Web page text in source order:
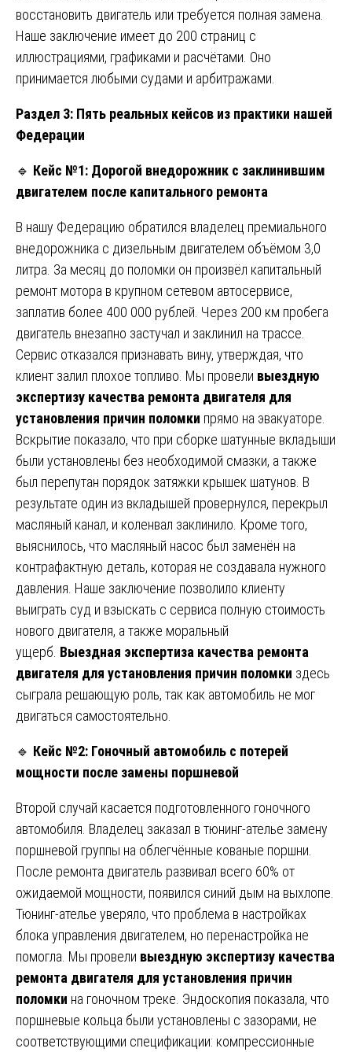
восстановить двигатель или требуется полная замена.
Наше заключение имеет до 200 страниц с
иллюстрациями, графиками и расчётами. Оно
принимается любыми судами и арбитражами.
Раздел 3: Пять реальных кейсов из практики нашей
Федерации
🔹 Кейс №1: Дорогой внедорожник с заклинившим
двигателем после капитального ремонта
В нашу Федерацию обратился владелец премиального
внедорожника с дизельным двигателем объёмом 3,0
литра. За месяц до поломки он произвёл капитальный
ремонт мотора в крупном сетевом автосервисе,
заплатив более 400 000 рублей. Через 200 км пробега
двигатель внезапно застучал и заклинил на трассе.
Сервис отказался признавать вину, утверждая, что
клиент залил плохое топливо. Мы провели выездную
экспертизу качества ремонта двигателя для
установления причин поломки прямо на эвакуаторе.
Вскрытие показало, что при сборке шатунные вкладыши
были установлены без необходимой смазки, а также
был перепутан порядок затяжки крышек шатунов. В
результате один из вкладышей провернулся, перекрыл
масляный канал, и коленвал заклинило. Кроме того,
выяснилось, что масляный насос был заменён на
контрафактную деталь, которая не создавала нужного
давления. Наше заключение позволило клиенту
выиграть суд и взыскать с сервиса полную стоимость
нового двигателя, а также моральный
ущерб. Выездная экспертиза качества ремонта
двигателя для установления причин поломки здесь
сыграла решающую роль, так как автомобиль не мог
двигаться самостоятельно.
🔹 Кейс №2: Гоночный автомобиль с потерей
мощности после замены поршневой
Второй случай касается подготовленного гоночного
автомобиля. Владелец заказал в тюнинг-ателье замену
поршневой группы на облегчённые кованые поршни.
После ремонта двигатель развивал всего 60% от
ожидаемой мощности, появился синий дым на выхлопе.
Тюнинг-ателье уверяло, что проблема в настройках
блока управления двигателем, но перенастройка не
помогла. Мы провели выездную экспертизу качества
ремонта двигателя для установления причин
поломки на гоночном треке. Эндоскопия показала, что
поршневые кольца были установлены с зазорами, не
соответствующими спецификации: компрессионные